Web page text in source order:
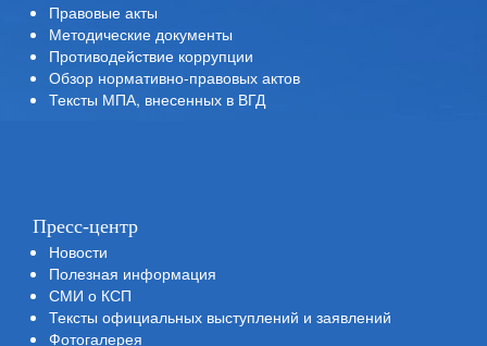
Правовые акты
Методические документы
Противодействие коррупции
Обзор нормативно-правовых актов
Тексты МПА, внесенных в ВГД
Пресс-центр
Новости
Полезная информация
СМИ о КСП
Тексты официальных выступлений и заявлений
Фотогалерея